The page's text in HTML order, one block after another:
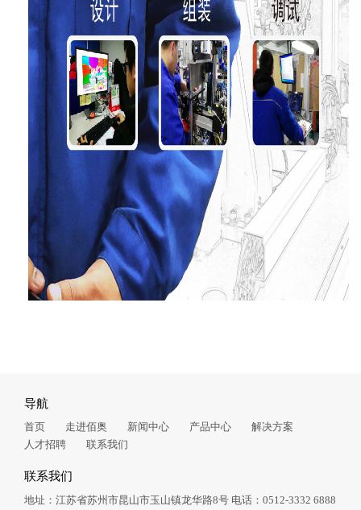
导航
首页 走进佰奥 新闻中心 产品中心
解决方案
人才招聘
联系我们
联系我们
地址：江苏省苏州市昆山市玉山镇龙华路8号 电话：0512-3332 6888